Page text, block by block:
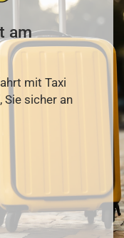
am
mit Taxi
Sie sicher an